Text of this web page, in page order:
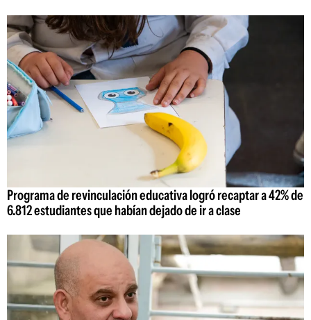
Programa de revinculación educativa logró recaptar a 42% de
6.812 estudiantes que habían dejado de ir a clase